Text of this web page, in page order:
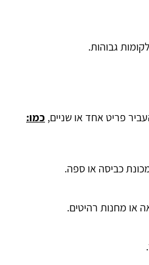
גבוהות.
פריט אחד או שניים, כמו:
כביסה או ספה.
או מחנות רהיטים.